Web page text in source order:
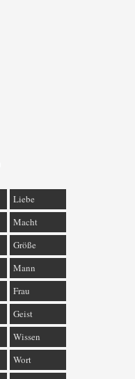
Liebe
Macht
Größe
Mann
Frau
Geist
Wissen
Wort